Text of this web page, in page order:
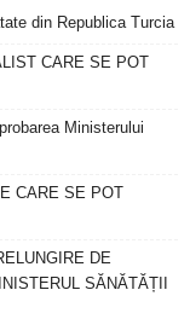
din Republica Turcia
CARE SE POT
Ministerului
CARE SE POT
DE
SĂNĂTĂȚII